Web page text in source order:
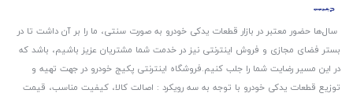
سال‌ها حضور معتبر در بازار قطعات یدکی خودرو به صورت سنتی، ما را بر آن داشت تا در
بستر فضای مجازی و فروش اینترنتی نیز در خدمت شما مشتریان عزیز باشیم، باشد که
در این مسیر رضایت شما را جلب کنیم.فروشگاه اینترنتی پکیج خودرو در جهت تهیه و
توزیع قطعات یدکی خودرو با توجه به سه رویکرد : اصالت کالا، کیفیت مناسب، قیمت